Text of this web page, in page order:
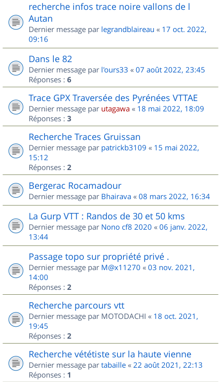
recherche infos trace noire vallons de l
Autan
Dernier message par legrandblaireau « 17 oct. 2022,
09:16
Dans le 82
Dernier message par l'ours33 « 07 août 2022, 23:45
Réponses : 6
Trace GPX Traversée des Pyrénées VTTAE
Dernier message par utagawa « 18 mai 2022, 18:09
Réponses : 3
Recherche Traces Gruissan
Dernier message par patrickb3109 « 15 mai 2022,
15:12
Réponses : 2
Bergerac Rocamadour
Dernier message par Bhairava « 08 mars 2022, 16:34
La Gurp VTT : Randos de 30 et 50 kms
Dernier message par Nono cf8 2020 « 06 janv. 2022,
13:44
Passage topo sur propriété privé .
Dernier message par M@x11270 « 03 nov. 2021,
14:00
Réponses : 2
Recherche parcours vtt
Dernier message par MOTODACHI « 18 oct. 2021,
19:45
Réponses : 2
Recherche vététiste sur la haute vienne
Dernier message par tabaille « 22 août 2021, 22:13
Réponses : 1